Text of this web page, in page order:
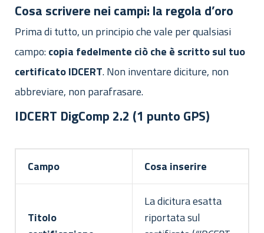
Cosa scrivere nei campi: la regola d’oro
Prima di tutto, un principio che vale per qualsiasi
campo:copia fedelmente ciò che è scritto sul tuo
certificato IDCERT. Non inventare diciture, non
abbreviare, non parafrasare.
IDCERT DigComp 2.2 (1 punto GPS)
Campo Cosa inserire
Titolo
La dicitura esatta
riportata sul